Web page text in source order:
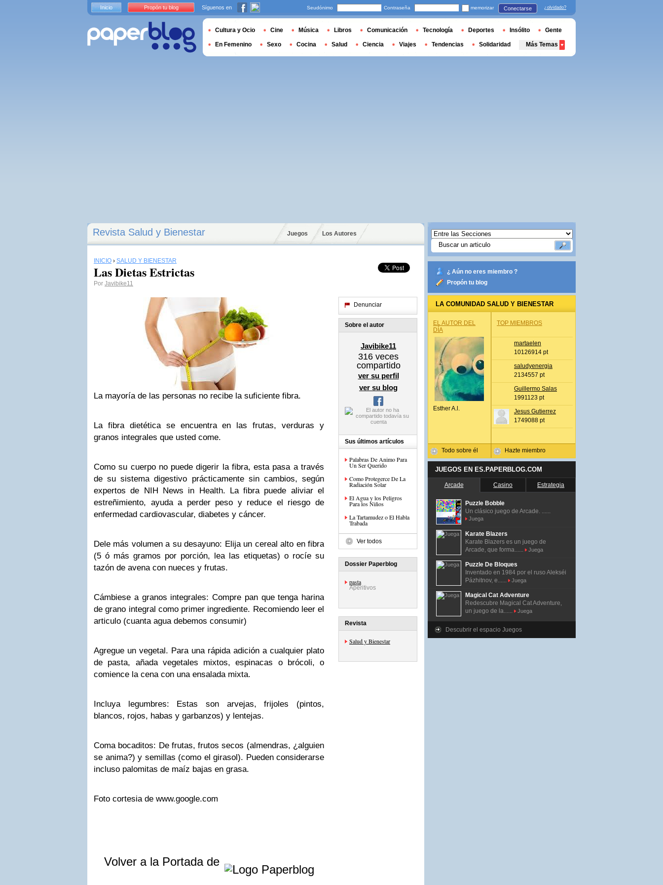
Revista Salud y Bienestar Juegos Los Autores
INICIO › SALUD Y BIENESTAR
Las Dietas Estrictas
Por Javibike11
La mayoría de las personas no recibe la suficiente fibra.
La fibra dietética se encuentra en las frutas, verduras y
granos integrales que usted come.
Como su cuerpo no puede digerir la fibra, esta pasa a través
de su sistema digestivo prácticamente sin cambios, según
expertos de NIH News in Health. La fibra puede aliviar el
estreñimiento, ayuda a perder peso y reduce el riesgo de
enfermedad cardiovascular, diabetes y cáncer.
Dele más volumen a su desayuno: Elija un cereal alto en fibra
(5 ó más gramos por porción, lea las etiquetas) o rocíe su
tazón de avena con nueces y frutas.
Cámbiese a granos integrales: Compre pan que tenga harina
de grano integral como primer ingrediente. Recomiendo leer el
articulo (cuanta agua debemos consumir)
Agregue un vegetal. Para una rápida adición a cualquier plato
de pasta, añada vegetales mixtos, espinacas o brócoli, o
comience la cena con una ensalada mixta.
Incluya legumbres: Estas son arvejas, frijoles (pintos,
blancos, rojos, habas y garbanzos) y lentejas.
Coma bocaditos: De frutas, frutos secos (almendras, ¿alguien
se anima?) y semillas (como el girasol). Pueden considerarse
incluso palomitas de maíz bajas en grasa.
Foto cortesia de www.google.com
Volver a la Portada de
Denunciar
Sobre el autor
Javibike11
316 veces
compartido
ver su perfil
ver su blog
Sus últimos artículos
Palabras De Animo Para
Un Ser Querido
Como Protegerce De La
Radiación Solar
El Agua y los Peligros
Para los Niños
La Tartamudez o El Habla
Trabada
Ver todos
Dossier Paperblog
pasta
Aperitivos
Revista
Salud y Bienestar
¿ Aún no eres miembro ?
Propón tu blog
LA COMUNIDAD SALUD Y BIENESTAR
EL AUTOR DEL
DÍA
Esther A.l.
Todo sobre él
TOP MIEMBROS
martaelen
10126914 pt
saludyenergia
2134557 pt
Guillermo Salas
1991123 pt
Jesus Gutierrez
1749088 pt
Hazte miembro
JUEGOS EN ES.PAPERBLOG.COM
Arcade Casino Estrategia
Puzzle Bobble
Un clásico juego de Arcade. ......
Juega
Karate Blazers
Karate Blazers es un juego de
Arcade, que forma......
Juega
Puzzle De Bloques
Inventado en 1984 por el ruso Alekséi
Pázhitnov, e......
Juega
Magical Cat Adventure
Redescubre Magical Cat Adventure,
un juego de la......
Juega
Descubrir el espacio Juegos
Inicio Propón tu blog Síguenos en Seudónimo Contraseña memorizar Conectarse ¿olvidado?
Cultura y Ocio Cine Música Libros Comunicación Tecnología Deportes Insólito Gente
En Femenino Sexo Cocina Salud Ciencia Viajes Tendencias Solidaridad Más Temas